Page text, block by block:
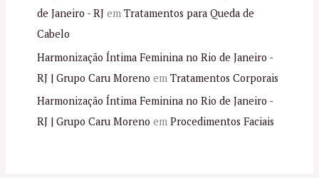
de Janeiro - RJem Tratamentos para Queda de
Cabelo
Harmonização Íntima Feminina no Rio de Janeiro -
RJ | Grupo Caru Moreno em Tratamentos Corporais
Harmonização Íntima Feminina no Rio de Janeiro -
RJ | Grupo Caru Moreno em Procedimentos Faciais